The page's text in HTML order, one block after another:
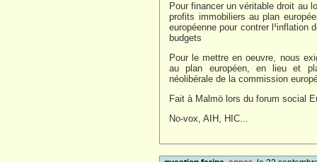
Pour financer un véritable droit au
profits immobiliers au plan
européenne pour contrer
budgets
Pour le mettre en oeuvre, nous
au plan européen, en lieu et
néolibérale de la commission
Fait à Malmö lors du forum social
No-vox, AIH, HIC...